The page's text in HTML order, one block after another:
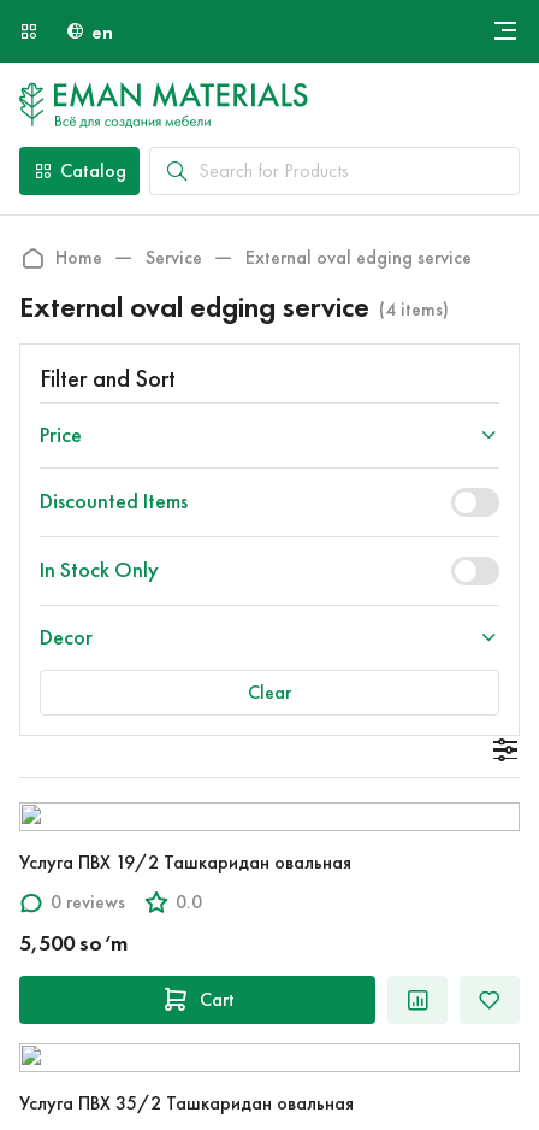
en
Payment and Delivery
Contacts
Catalog
Home Service External oval edging service
External oval edging service (4 items)
Filter and Sort
Price
Discounted Items
In Stock Only
Decor
Clear
Услуга ПВХ 19/2 Ташкаридан овальная
0 reviews
0.0
5,500 so‘m
Cart
Услуга ПВХ 35/2 Ташкаридан овальная